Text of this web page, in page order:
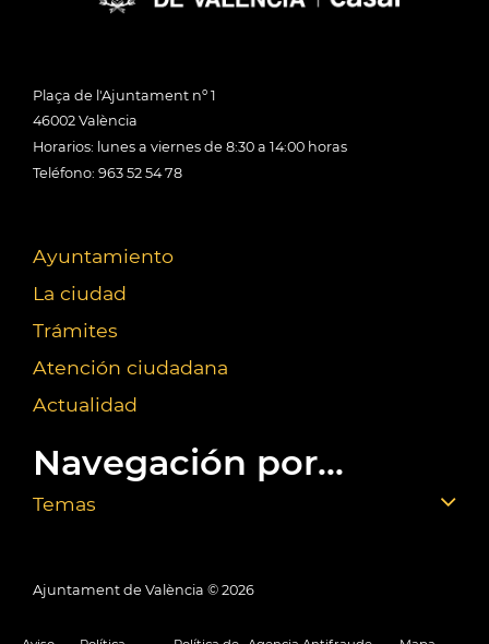
Plaça de l'Ajuntament nº 1
46002 València
Horarios: lunes a viernes de 8:30 a 14:00 horas
Teléfono: 963 52 54 78
Ayuntamiento
La ciudad
Trámites
Atención ciudadana
Actualidad
Navegación por...
Temas
Ajuntament de València © 2026